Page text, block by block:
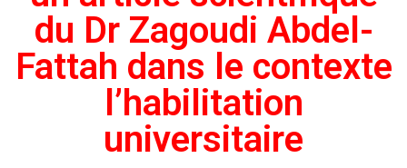
du Dr Zagoudi Abdel-
Fattah dans le contexte
l’habilitation
universitaire